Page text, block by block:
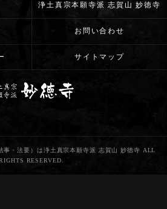
浄土真宗本願寺派 志賀山 妙徳寺
お問い合わせ
サイトマップ
事・法要）は浄土真宗本願寺派 志賀山 妙徳寺 ALL
RESERVED.